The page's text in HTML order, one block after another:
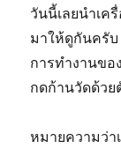
วันนี้เลยนำเค
มาให้ดูกันครับ
การทำงานขอ
กดก้านวัดด้วย
หมายความว่า